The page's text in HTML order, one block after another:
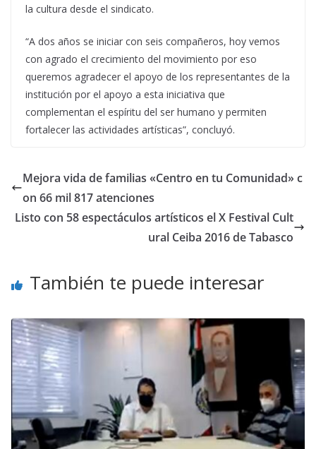
la cultura desde el sindicato.
“A dos años se iniciar con seis compañeros, hoy vemos
con agrado el crecimiento del movimiento por eso
queremos agradecer el apoyo de los representantes de la
institución por el apoyo a esta iniciativa que
complementan el espíritu del ser humano y permiten
fortalecer las actividades artísticas”, concluyó.
Mejora vida de familias «Centro en tu Comunidad» c
on 66 mil 817 atenciones
Listo con 58 espectáculos artísticos el X Festival Cult
ural Ceiba 2016 de Tabasco
También te puede interesar